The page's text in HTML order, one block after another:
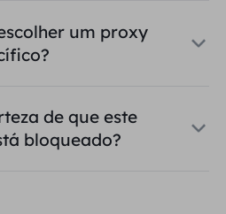
um proxy
de que este
bloqueado?